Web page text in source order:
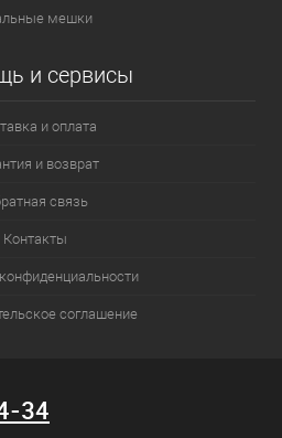
мешки
и сервисы
и оплата
и возврат
связь
Контакты
соглашение
34